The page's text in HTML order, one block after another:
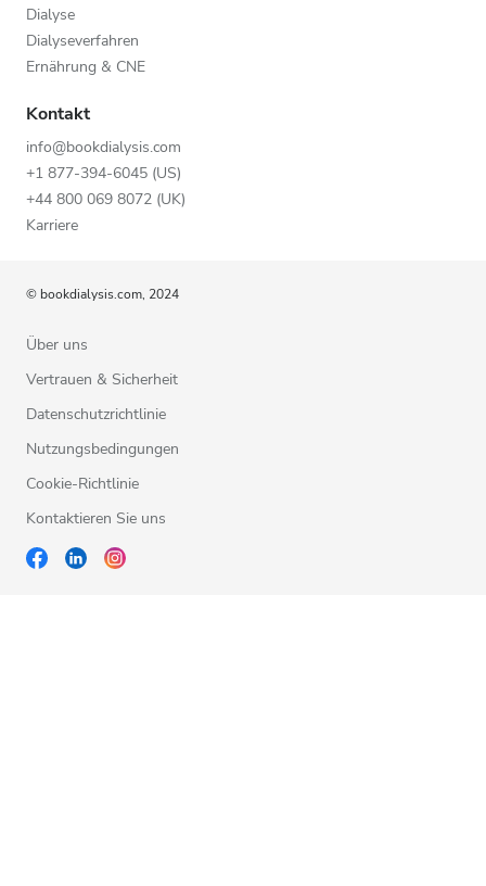
Dialyse
Dialyseverfahren
Ernährung & CNE
Kontakt
info@bookdialysis.com
+1 877-394-6045 (US)
+44 800 069 8072 (UK)
Karriere
© bookdialysis.com, 2024
Über uns
Vertrauen & Sicherheit
Datenschutzrichtlinie
Nutzungsbedingungen
Cookie-Richtlinie
Kontaktieren Sie uns